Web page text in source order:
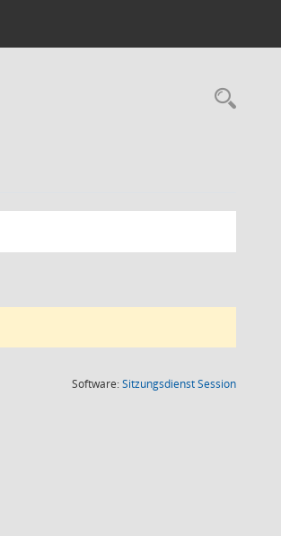
Software:SitzungsdienstSession(Wird in